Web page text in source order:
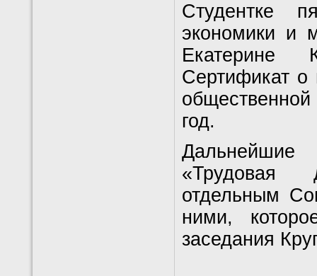
Студентке
экономики и
Екатерине
Сертификат о
год.
«Трудовая
отдельным
ними,
заседания